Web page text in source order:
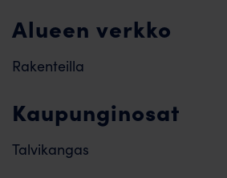
Alueen verkko
Rakenteilla
Kaupunginosat
Talvikangas